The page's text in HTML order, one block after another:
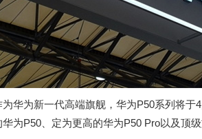
为新一代高端旗舰，华为P50系列将于4
为P50、定为更高的华为P50 Pro以及顶级